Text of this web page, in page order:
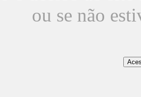
ou se não